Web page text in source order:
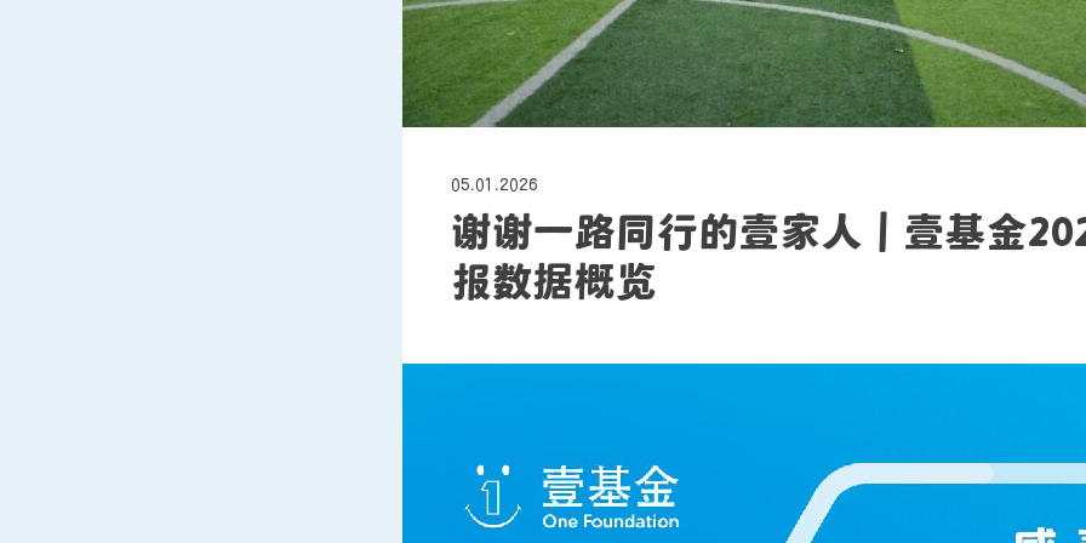
05.01.2026
谢谢一路同行的壹家人｜壹基金
报数据概览